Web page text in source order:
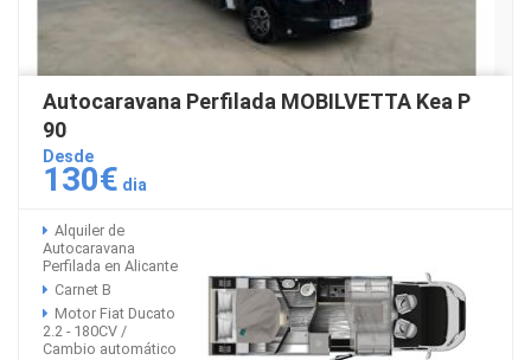
Autocaravana Perfilada MOBILVETTA Kea P
90
Desde
130€ dia
Alquiler de
Autocaravana
Perfilada en Alicante
Carnet B
Motor Fiat Ducato
2.2 - 180CV /
Cambio automático